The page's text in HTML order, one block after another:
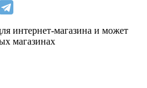
интернет-магазина и может
магазинах